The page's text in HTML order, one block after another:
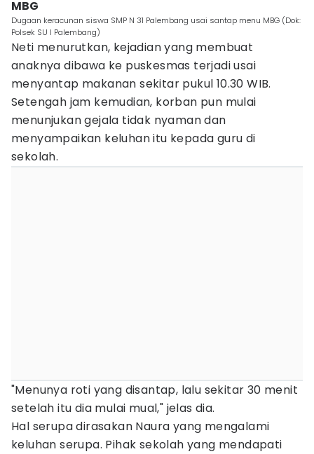
MBG
Dugaan keracunan siswa SMP N 31 Palembang usai santap menu MBG (Dok:
Polsek SU I Palembang)
Neti menurutkan, kejadian yang membuat
anaknya dibawa ke puskesmas terjadi usai
menyantap makanan sekitar pukul 10.30 WIB.
Setengah jam kemudian, korban pun mulai
menunjukan gejala tidak nyaman dan
menyampaikan keluhan itu kepada guru di
sekolah.
"Menunya roti yang disantap, lalu sekitar 30 menit
setelah itu dia mulai mual," jelas dia.
Hal serupa dirasakan Naura yang mengalami
keluhan serupa. Pihak sekolah yang mendapati